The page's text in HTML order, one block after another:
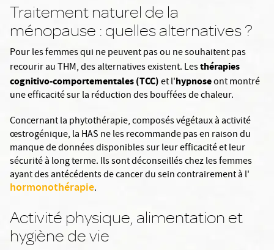
Traitement naturel de la
ménopause : quelles alternatives ?
Pour les femmes qui ne peuvent pas ou ne souhaitent pas
recourir au THM, des alternatives existent. Lesthérapies
cognitivo-comportementales (TCC)et l'hypnoseont montré
une efficacité sur la réduction des bouffées de chaleur.
Concernant la phytothérapie, composés végétaux à activité
œstrogénique, la HAS ne les recommande pas en raison du
manque de données disponibles sur leur efficacité et leur
sécurité à long terme. Ils sont déconseillés chez les femmes
ayant des antécédents de cancer du sein contrairement à l'
hormonothérapie.
Activité physique, alimentation et
hygiène de vie